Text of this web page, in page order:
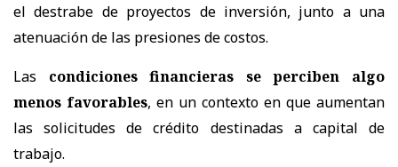
el destrabe de proyectos de inversión, junto a una
atenuación de las presiones de costos.
Las condiciones financieras se perciben algo
menos favorables, en un contexto en que aumentan
las solicitudes de crédito destinadas a capital de
trabajo.